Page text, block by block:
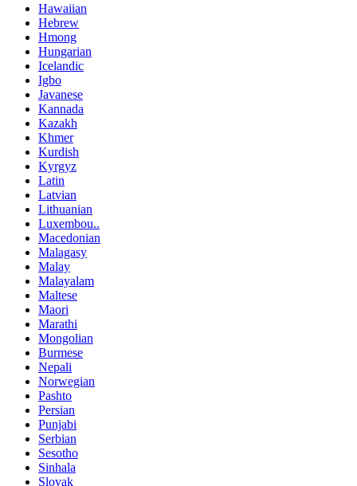
Hawaiian
Hebrew
Hmong
Hungarian
Icelandic
Igbo
Javanese
Kannada
Kazakh
Khmer
Kurdish
Kyrgyz
Latin
Latvian
Lithuanian
Luxembou..
Macedonian
Malagasy
Malay
Malayalam
Maltese
Maori
Marathi
Mongolian
Burmese
Nepali
Norwegian
Pashto
Persian
Punjabi
Serbian
Sesotho
Sinhala
Slovak